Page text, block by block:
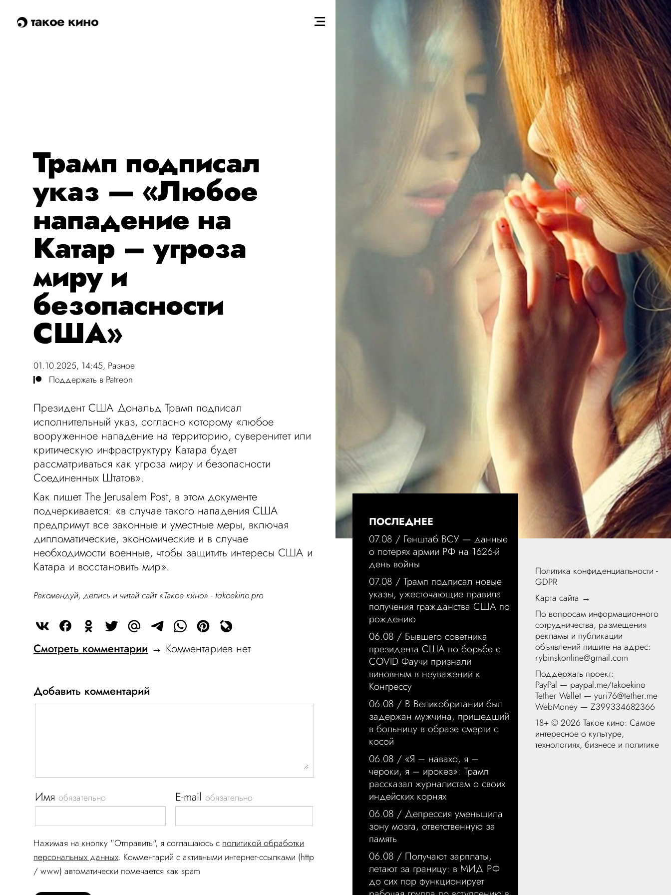
такое кино
Трамп подписал
указ — «Любое
нападение на
Катар – угроза
миру и
безопасности
США»
01.10.2025, 14:45, Разное
Поддержать в Patreon
Президент США Дональд Трамп подписал
исполнительный указ, согласно которому «любое
вооруженное нападение на территорию, суверенитет или
критическую инфраструктуру Катара будет
рассматриваться как угроза миру и безопасности
Соединенных Штатов».
Как пишет The Jerusalem Post, в этом документе
подчеркивается: «в случае такого нападения США
предпримут все законные и уместные меры, включая
дипломатические, экономические и в случае
необходимости военные, чтобы защитить интересы США и
Катара и восстановить мир».
Рекомендуй, делись и читай сайт «Такое кино» - takoekino.pro
Смотреть комментарии → Комментариев нет
Добавить комментарий
Имяобязательно E-mailобязательно
Нажимая на кнопку "Отправить", я соглашаюсь c политикой обработки
персональных данных. Комментарий c активными интернет-ссылками (http
/ www) автоматически помечается как spam
ПОСЛЕДНЕЕ
07.08 / Генштаб ВСУ — данные
о потерях армии РФ на 1626-й
день войны
07.08 /Трамп подписал новые
указы, ужесточающие правила
получения гражданства США по
рождению
06.08 / Бывшего советника
президента США по борьбе с
COVID Фаучи признали
виновным в неуважении к
Конгрессу
06.08 / В Великобритании был
задержан мужчина, пришедший
в больницу в образе смерти с
косой
06.08 / «Я – навахо, я –
чероки, я – ирокез»: Трамп
рассказал журналистам о своих
индейских корнях
06.08 /Депрессия уменьшила
зону мозга, ответственную за
память
06.08 / Получают зарплаты,
летают за границу: в МИД РФ
до сих пор функционирует
Политика конфиденциальности -
GDPR
Карта сайта →
По вопросам информационного
сотрудничества, размещения
рекламы и публикации
объявлений пишите на адрес:
rybinskonline@gmail.com
Поддержать проект:
PayPal — paypal.me/takoekino
Tether Wallet — yuri76@tether.me
WebMoney — Z399334682366
18+ ©2026 Такое кино: Самое
интересное о культуре,
технологиях, бизнесе и политике